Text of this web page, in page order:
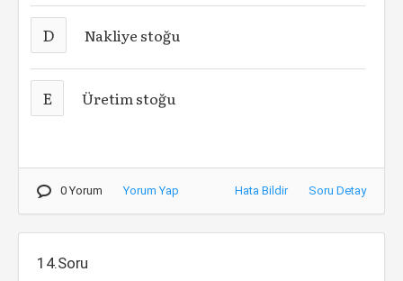
D Nakliye stoğu
E Üretim stoğu
0 Yorum Yorum Yap Hata Bildir Soru Detay
14.Soru